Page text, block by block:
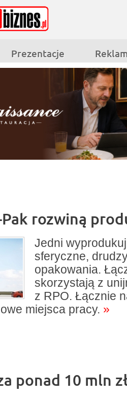
Prezentacje
rozwiną
Jedni
sferyczne,
opakowania.
skorzystają z
z RPO. Łącznie
miejsca pracy. »
ponad 10 mln